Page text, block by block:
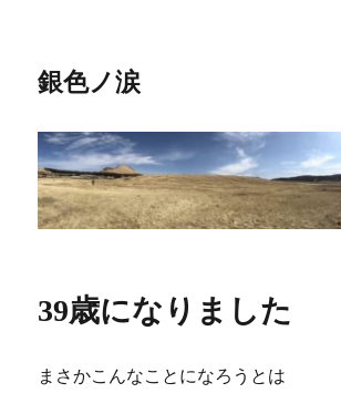
銀色ノ涙
39歳になりました
まさかこんなことになろうとは